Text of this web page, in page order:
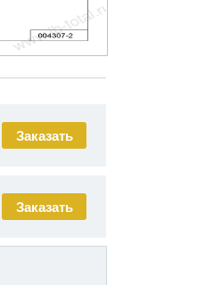
Заказать
Заказать